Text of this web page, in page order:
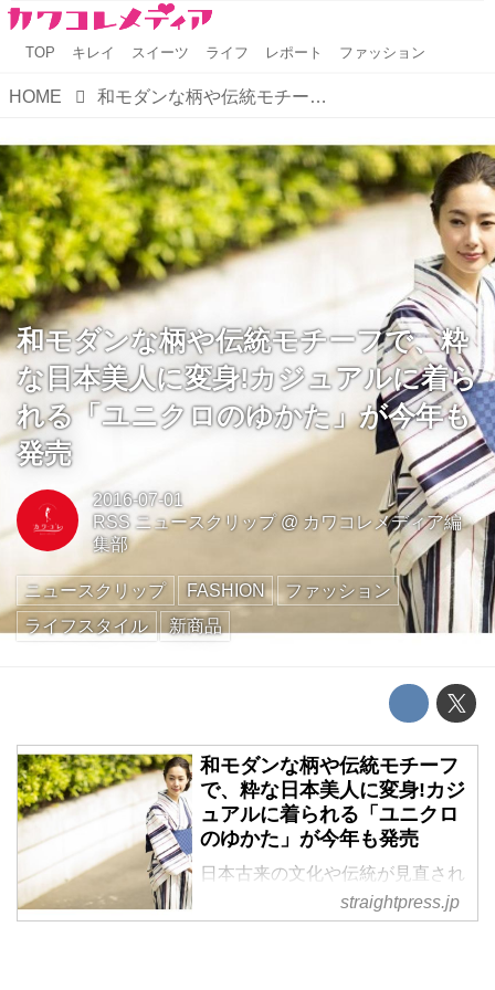
TOP キレイ スイーツ ライフ レポート ファッション
HOME 和モダンな柄や伝統モチーフで、粋な日本美人に変身!カジュアルに着られる「ユニクロのゆかた」が今年も発売
和モダンな柄や伝統モチーフで、粋
な日本美人に変身!カジュアルに着ら
れる「ユニクロのゆかた」が今年も
発売
2016-07-01
RSS ニュースクリップ@ カワコレメディア編
集部
ニュースクリップ FASHION
ファッション
ライフスタイル
新商品
和モダンな柄や伝統モチーフ
で、粋な日本美人に変身!カジ
ュアルに着られる「ユニクロ
のゆかた」が今年も発売
日本古来の文化や伝統が見直され
つつある昨今、夏のレジャーにさ
りげなく着物スタイルを取り入れ
straightpress.jp